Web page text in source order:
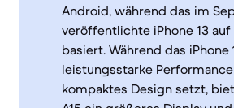
Android, während das im
veröffentlichte iPhone 13 auf
basiert. Während das iPhone
leistungsstarke
kompaktes Design setzt,